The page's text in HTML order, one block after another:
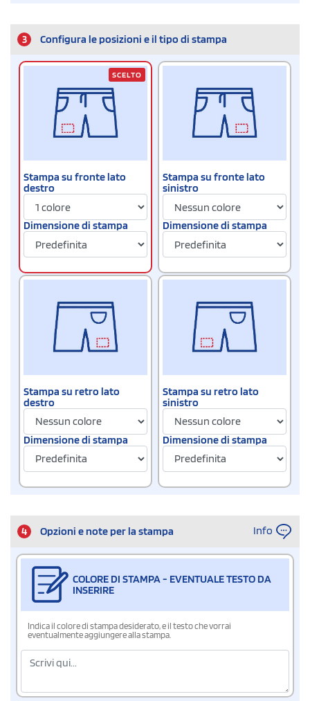
3 Configura le posizioni e il tipo di stampa
Stampa su fronte lato
destro
Dimensione di stampa
SCELTO
Stampa su fronte lato
sinistro
Dimensione di stampa
Stampa su retro lato
destro
Dimensione di stampa
Stampa su retro lato
sinistro
Dimensione di stampa
4 Opzioni e note per la stampa Info
COLORE DI STAMPA - EVENTUALE TESTO DA
INSERIRE
Indica il colore di stampa desiderato, e il testo che vorrai
eventualmente aggiungere alla stampa.